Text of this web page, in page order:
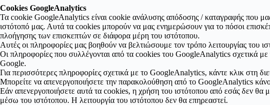
Cookies GoogleAnalytics
Τα cookie GoogleAnalytics είναι cookie ανάλυσης απόδοσης / καταγραφής που
ιστότοπό μας. Αυτά τα cookies μπορούν να μας ενημερώσουν για το πόσοι
πλοήγησης των επισκεπτών σε διάφορα μέρη του ιστότοπου.
Αυτές οι πληροφορίες μας βοηθούν να βελτιώσουμε τον τρόπο λειτουργίας του
Οι πληροφορίες που συλλέγονται από τα cookies του GoogleAnalytics σχετικά
Google.
Για περισσότερες πληροφορίες σχετικά με το GoogleAnalytics, κάντε κλικ στη
Μπορείτε να απενεργοποιήσετε την παρακολούθηση από το GoogleAnalytics
Εάν απενεργοποιήσετε αυτά τα cookies, η χρήση του ιστότοπου από εσάς δεν θα
μέσω του ιστότοπου. Η λειτουργία του ιστότοπου δεν θα επηρεαστεί.